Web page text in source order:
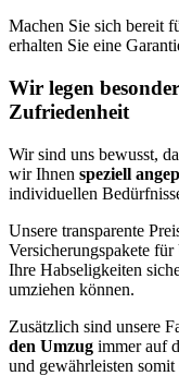
Machen Sie sich bereit
erhalten Sie eine
Wir legen
Zufriedenheit
Wir sind uns bewusst,
wir Ihnen speziell
individuellen
Unsere transparente
Versicherungspakete
Ihre Habseligkeiten
umziehen können.
Zusätzlich sind unsere
den Umzug immer auf
und gewährleisten